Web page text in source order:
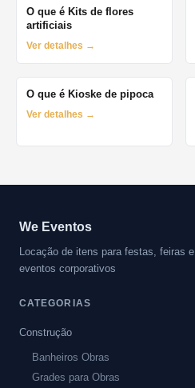
O que é Kits de flores
artificiais
Ver detalhes →
O que é Kioske de pipoca
Ver detalhes →
We Eventos
Locação de itens para festas, feiras e
eventos corporativos
CATEGORIAS
Construção
Banheiros Obras
Grades para Obras